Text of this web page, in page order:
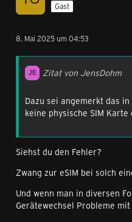
Gast
8. Mai 2025 um 04:53
Zitat von JensDohm
Dazu sei angemerkt das
keine physische SIM
Siehst du den Fehler?
Zwang zur eSIM bei solch
Und wenn man in diversen
Gerätewechsel Probleme mit